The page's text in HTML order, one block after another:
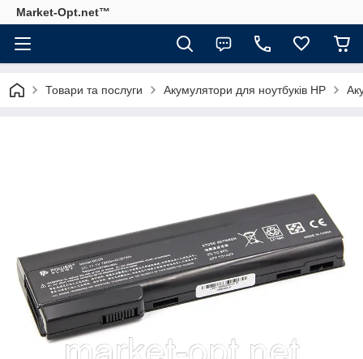
Market-Opt.net™
Товари та послуги Акумулятори для ноутбуків HP